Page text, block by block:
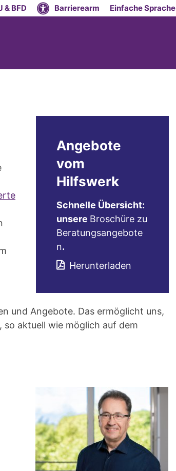
& BFD Barrierearm Einfache Sprache
Angebote
vom
Hilfswerk
Schnelle Übersicht:
unsere Broschüre zu
Beratungsangebote
n.
Herunterladen
und Angebote. Das ermöglicht uns,
so aktuell wie möglich auf dem